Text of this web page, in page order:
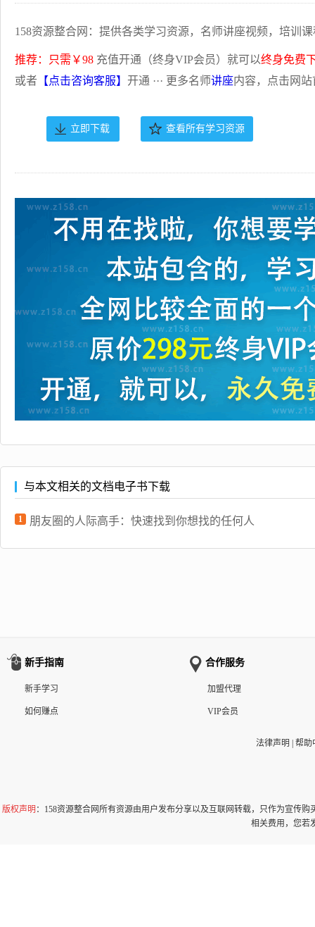
158资源整合网：提供各类学习资源，名师讲座视频，培训
推荐：只需￥98 充值开通（终身VIP会员）就可以终身免费
或者 【点击咨询客服】 开通 ··· 更多名师讲座内容，点击网
立即下载 查看所有学习资源
与本文相关的文档电子书下载
1 朋友圈的人际高手：快速找到你想找的任何人
新手指南
新手学习
如何赚点
合作服务
加盟代理
VIP会员
法律声明 帮助
版权声明 ：158资源整合网所有资源由用户发布分享以及互联网转载，只作为宣传
相关费用，您若